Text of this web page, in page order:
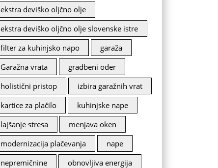
ekstra deviško oljčno olje
ekstra deviško oljčno olje slovenske istre
filter za kuhinjsko napo
garaža
Garažna vrata
gradbeni oder
holistični pristop
izbira garažnih vrat
kartice za plačilo
kuhinjske nape
lajšanje stresa
menjava oken
modernizacija plačevanja
nape
nepremičnine
obnovljiva energija